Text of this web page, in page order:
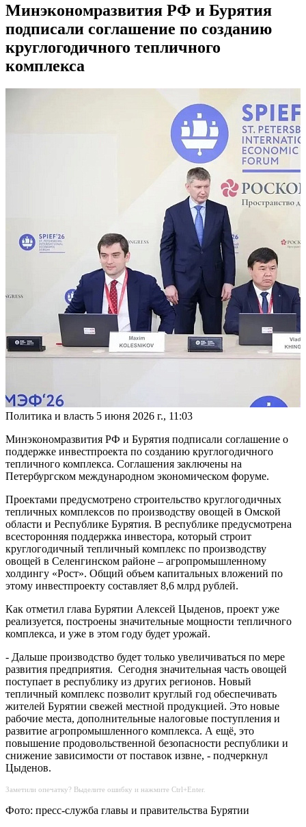
Минэкономразвития РФ и Бурятия
подписали соглашение по созданию
круглогодичного тепличного
комплекса
Политика и власть 5 июня 2026 г., 11:03
Минэкономразвития РФ и Бурятия подписали соглашение о
поддержке инвестпроекта по созданию круглогодичного
тепличного комплекса. Соглашения заключены на
Петербургском международном экономическом форуме.
Проектами предусмотрено строительство круглогодичных
тепличных комплексов по производству овощей в Омской
области и Республике Бурятия. В республике предусмотрена
всесторонняя поддержка инвестора, который строит
круглогодичный тепличный комплекс по производству
овощей в Селенгинском районе – агропромышленному
холдингу «Рост». Общий объем капитальных вложений по
этому инвестпроекту составляет 8,6 млрд рублей.
Как отметил глава Бурятии Алексей Цыденов, проект уже
реализуется, построены значительные мощности тепличного
комплекса, и уже в этом году будет урожай.
- Дальше производство будет только увеличиваться по мере
развития предприятия. Сегодня значительная часть овощей
поступает в республику из других регионов. Новый
тепличный комплекс позволит круглый год обеспечивать
жителей Бурятии свежей местной продукцией. Это новые
рабочие места, дополнительные налоговые поступления и
развитие агропромышленного комплекса. А ещё, это
повышение продовольственной безопасности республики и
снижение зависимости от поставок извне, - подчеркнул
Цыденов.
Заметили опечатку? Выделите ошибку и нажмите Ctrl+Enter.
Фото: пресс-служба главы и правительства Бурятии